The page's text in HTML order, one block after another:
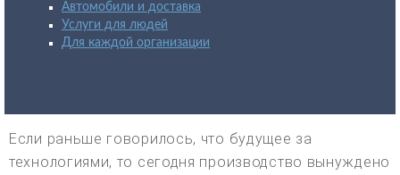
Автомобили и доставка
Услуги для людей
Для каждой организации
Если раньше говорилось, что будущее за
технологиями, то сегодня производство вынуждено